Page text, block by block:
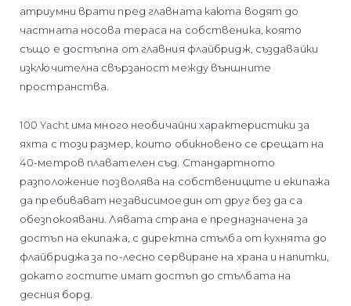
атриумни врати пред главната каюта водят до
частната носова тераса на собственика, която
също е достъпна от главния флайбридж, създавайки
изключителна свързаност между външните
пространства.
100 Yacht има много необичайни характеристики за
яхта с този размер, които обикновено се срещат на
40-метров плавателен съд. Стандартното
разположение позволява на собствениците и екипажа
да пребивават независимоедин от друг без да са
обезпокоявани. Лявата страна е предназначена за
достъп на екипажа, с директна стълба от кухнята до
флайбриджа за по-лесно сервиране на храна и напитки,
докато гостите имат достъп до стълбата на
десния борд.